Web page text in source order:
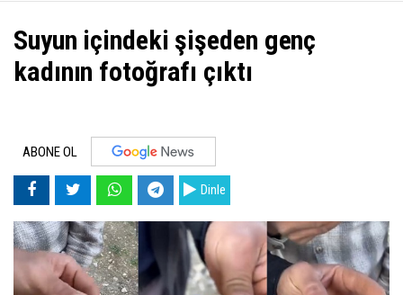
Suyun içindeki şişeden genç
kadının fotoğrafı çıktı
ABONE OL
Dinle